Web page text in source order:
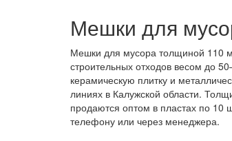
Мешки для
Мешки для мусора толщиной 110
строительных отходов весом до
керамическую плитку и
линиях в Калужской области.
продаются оптом в пластах по 10
телефону или через менеджера.